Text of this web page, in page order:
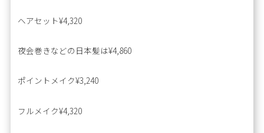
ヘアセット¥4,320
夜会巻きなどの日本髪は¥4,860
ポイントメイク¥3,240
フルメイク¥4,320